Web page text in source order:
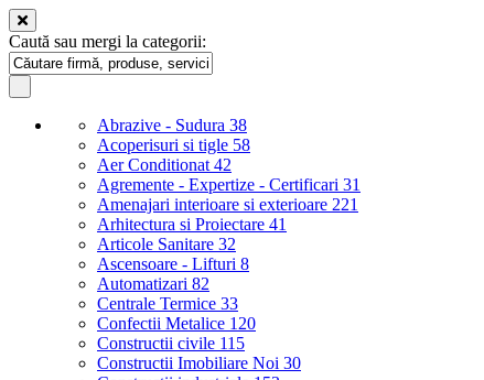
Caută sau mergi la categorii:
Abrazive - Sudura 38
Acoperisuri si tigle 58
Aer Conditionat 42
Agremente - Expertize - Certificari 31
Amenajari interioare si exterioare 221
Arhitectura si Proiectare 41
Articole Sanitare 32
Ascensoare - Lifturi 8
Automatizari 82
Centrale Termice 33
Confectii Metalice 120
Constructii civile 115
Constructii Imobiliare Noi 30